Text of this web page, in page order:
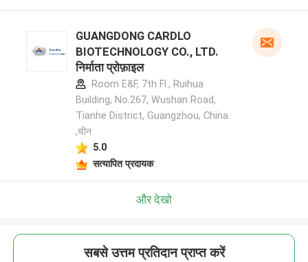
GUANGDONG CARDLO
BIOTECHNOLOGY CO., LTD.
निर्माता प्रोफ़ाइल
Room E&F, 7th Fl., Ruihua
Building, No.267, Wushan Road,
Tianhe District, Guangzhou, China
,चीन
5.0
सत्यापित प्रदायक
और देखो
सबसे उत्तम प्रतिदान प्राप्त करें